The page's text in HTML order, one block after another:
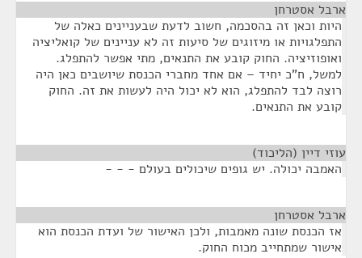
ארבל אסטרחן
היות וכאן זה בהסכמה, חשוב לדעת שבעניינים כאלה של
התפלגויות או מיזוגים של סיעות זה לא עניינים של קואליציה
ואופוזיציה. החוק קובע את התנאים, מתי אפשר להתפלג.
למשל, ח"כ יחיד – אם אחד מחברי הכנסת שיושבים כאן היה
רוצה לבד להתפלג, הוא לא יכול היה לעשות את זה. החוק
קובע את התנאים.
עוזי דיין (הליכוד)
האמבה יכולה. יש גופים שיכולים בעולם - - -
ארבל אסטרחן
אז הכנסת שונה מאמבות, ולכן האישור של ועדת הכנסת הוא
אישור שמתחייב מכוח החוק.